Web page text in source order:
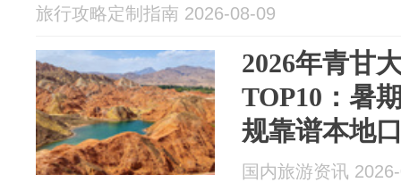
旅行攻略定制指南 2026-08-09
2026年青甘
TOP10：暑
规靠谱本地
国内旅游资讯